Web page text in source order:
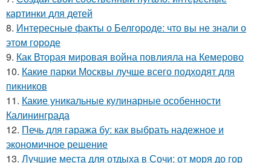
картинки для детей
8. Интересные факты о Белгороде: что вы не знали о
этом городе
9. Как Вторая мировая война повлияла на Кемерово
10. Какие парки Москвы лучше всего подходят для
пикников
11. Какие уникальные кулинарные особенности
Калининграда
12. Печь для гаража бу: как выбрать надежное и
экономичное решение
13. Лучшие места для отдыха в Сочи: от моря до гор